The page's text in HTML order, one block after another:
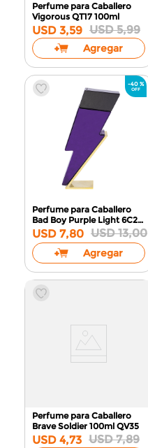
Perfume para Caballero
Vigorous QT17 100ml
USD 3,59 USD 5,99
Agregar
-40 %
Perfume para Caballero
Bad Boy Purple Light 6C28
110ml
USD 7,80 USD 13,00
Agregar
Perfume para Caballero
Brave Soldier 100ml QV35
USD 4,73 USD 7,89